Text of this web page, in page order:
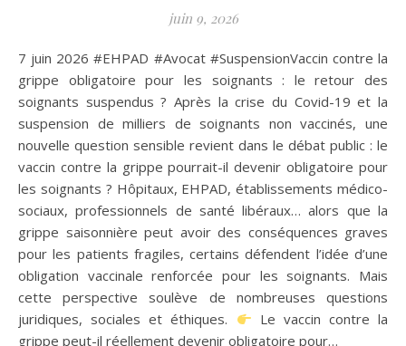
juin 9, 2026
7 juin 2026 #EHPAD #Avocat #SuspensionVaccin contre la
grippe obligatoire pour les soignants : le retour des
soignants suspendus ? Après la crise du Covid-19 et la
suspension de milliers de soignants non vaccinés, une
nouvelle question sensible revient dans le débat public : le
vaccin contre la grippe pourrait-il devenir obligatoire pour
les soignants ? Hôpitaux, EHPAD, établissements médico-
sociaux, professionnels de santé libéraux… alors que la
grippe saisonnière peut avoir des conséquences graves
pour les patients fragiles, certains défendent l’idée d’une
obligation vaccinale renforcée pour les soignants. Mais
cette perspective soulève de nombreuses questions
juridiques, sociales et éthiques.
Le vaccin contre la
grippe peut-il réellement devenir obligatoire pour…